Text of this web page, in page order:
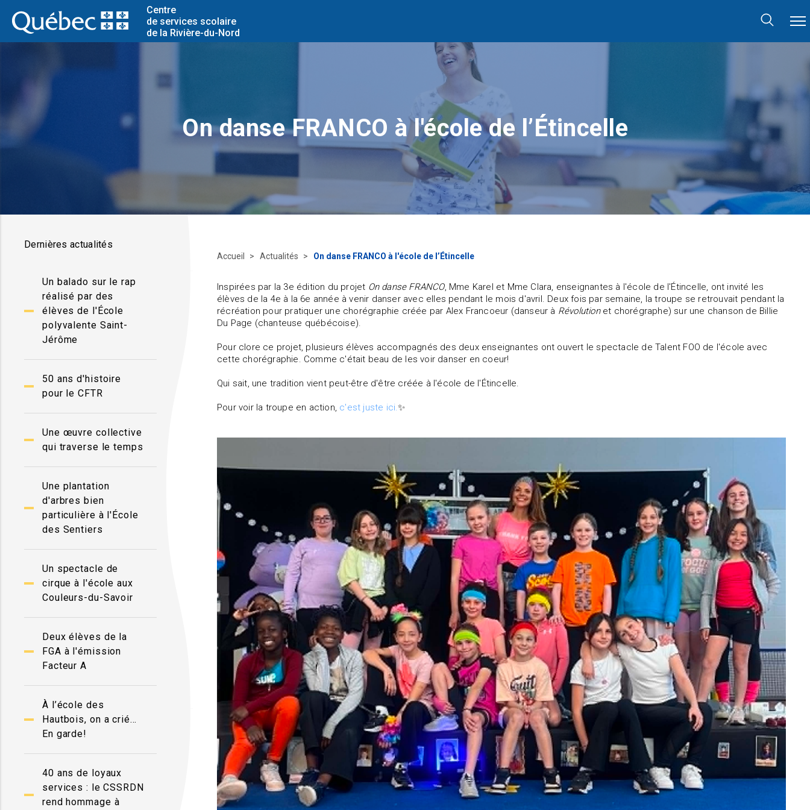
Centre
de services scolaire
de la Rivière-du-Nord
On danse FRANCO à l'école de l’Étincelle
Dernières actualités
Un balado sur le rap
réalisé par des
élèves de l'École
polyvalente Saint-
Jérôme
50 ans d'histoire
pour le CFTR
Une œuvre collective
qui traverse le temps
Une plantation
d'arbres bien
particulière à l'École
des Sentiers
Un spectacle de
cirque à l'école aux
Couleurs-du-Savoir
Deux élèves de la
FGA à l'émission
Facteur A
À l’école des
Hautbois, on a crié…
En garde!
40 ans de loyaux
services : le CSSRDN
rend hommage à
Accueil Actualités On danse FRANCO à l'école de l’Étincelle
Inspirées par la 3e édition du projet On danse FRANCO, Mme Karel et Mme Clara, enseignantes à l'école de l'Étincelle, ont invité les
élèves de la 4e à la 6e année à venir danser avec elles pendant le mois d'avril. Deux fois par semaine, la troupe se retrouvait pendant la
récréation pour pratiquer une chorégraphie créée par Alex Francoeur (danseur à Révolutionet chorégraphe) sur une chanson de Billie
Du Page (chanteuse québécoise).
Pour clore ce projet, plusieurs élèves accompagnés des deux enseignantes ont ouvert le spectacle de Talent FOO de l'école avec
cette chorégraphie. Comme c'était beau de les voir danser en coeur!
Qui sait, une tradition vient peut-être d'être créée à l'école de l'Étincelle.
Pour voir la troupe en action, c'est juste ici.✨